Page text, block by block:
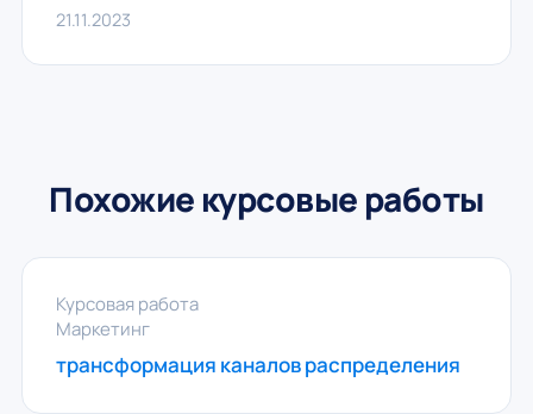
21.11.2023
Похожие курсовые работы
Курсовая работа
Маркетинг
трансформация каналов распределения